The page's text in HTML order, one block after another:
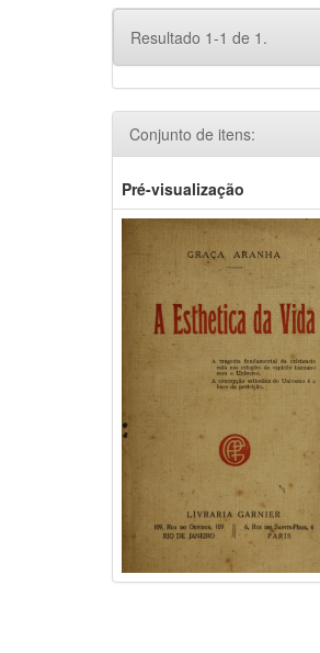
Resultado 1-1 de 1.
Conjunto de itens:
Pré-visualização